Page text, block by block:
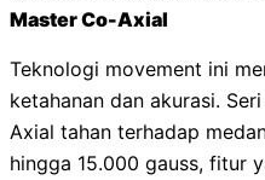
Master Co-Axial
Teknologi movement ini
ketahanan dan akurasi.
Axial tahan terhadap
hingga 15.000 gauss, fitur